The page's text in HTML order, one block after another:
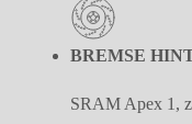
BREMSE
SRAM Apex 1,